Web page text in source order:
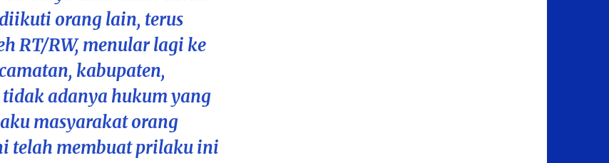
orang lain, terus
RT/RW, menular lagi ke
kabupaten,
tidak adanya hukum yang
masyarakat orang
telah membuat prilaku ini